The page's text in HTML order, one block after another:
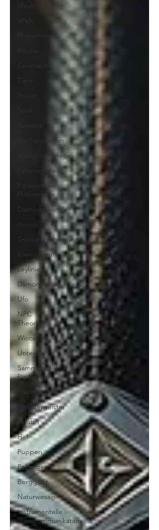
Erscheinungen
Spukphänomene
Paranormales
Paranormale
Phänomene
Dämonenkunde
Geistererscheinung
Klassifizierung
Leylinien
Dämonenklassifizierung
Ufo
NPC
Theorie
Wicca
Unterwelt
Sammelstelle
für Geister
Wächter
Wächtergeister
Anubis
Hel
Puppen
Poltergeist
Berggeist
Naturwesen
Instrumentelle
Transkommunikation